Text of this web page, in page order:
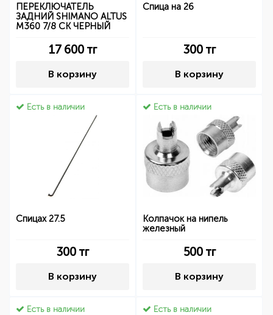
ПЕРЕКЛЮЧАТЕЛЬ
ЗАДНИЙ SHIMANO ALTUS
M360 7/8 СК ЧЕРНЫЙ
17 600тг
В корзину
Спица на 26
300тг
В корзину
Есть в наличии
Спицах 27.5
300тг
В корзину
Есть в наличии
Колпачок на нипель
железный
500тг
В корзину
Есть в наличии Есть в наличии